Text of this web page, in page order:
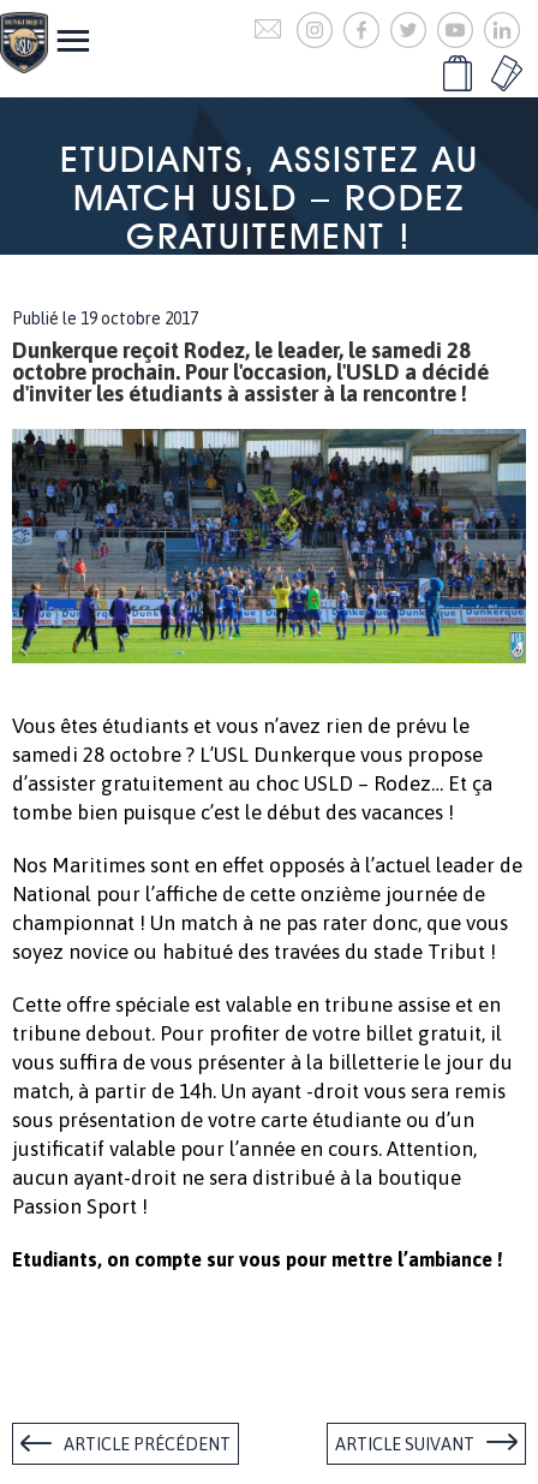
ETUDIANTS, ASSISTEZ AU
MATCH USLD – RODEZ
GRATUITEMENT !
Publié le 19 octobre 2017
Dunkerque reçoit Rodez, le leader, le samedi 28
octobre prochain. Pour l'occasion, l'USLD a décidé
d'inviter les étudiants à assister à la rencontre !
Vous êtes étudiants et vous n’avez rien de prévu le
samedi 28 octobre ? L’USL Dunkerque vous propose
d’assister gratuitement au choc USLD – Rodez… Et ça
tombe bien puisque c’est le début des vacances !
Nos Maritimes sont en effet opposés à l’actuel leader de
National pour l’affiche de cette onzième journée de
championnat ! Un match à ne pas rater donc, que vous
soyez novice ou habitué des travées du stade Tribut !
Cette offre spéciale est valable en tribune assise et en
tribune debout. Pour profiter de votre billet gratuit, il
vous suffira de vous présenter à la billetterie le jour du
match, à partir de 14h. Un ayant -droit vous sera remis
sous présentation de votre carte étudiante ou d’un
justificatif valable pour l’année en cours. Attention,
aucun ayant-droit ne sera distribué à la boutique
Passion Sport !
Etudiants, on compte sur vous pour mettre l’ambiance !
ARTICLE PRÉCÉDENT ARTICLE SUIVANT